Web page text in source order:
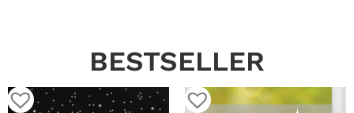
BESTSELLER